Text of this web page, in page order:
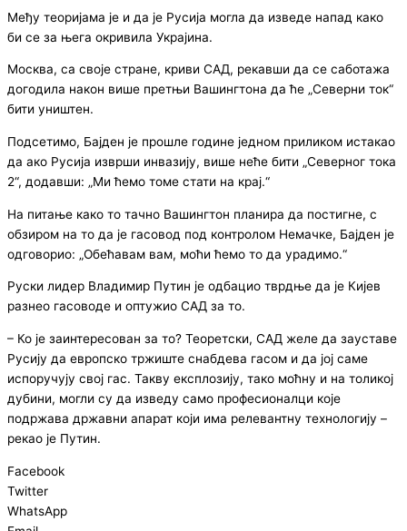
Међу теоријама је и да је Русија могла да изведе напад како
би се за њега окривила Украјина.
Москва, са своје стране, криви САД, рекавши да се саботажа
догодила након више претњи Вашингтона да ће „Северни ток“
бити уништен.
Подсетимо, Бајден је прошле године једном приликом истакао
да ако Русија изврши инвазију, више неће бити „Северног тока
2“, додавши: „Ми ћемо томе стати на крај.“
На питање како то тачно Вашингтон планира да постигне, с
обзиром на то да је гасовод под контролом Немачке, Бајден је
одговорио: „Обећавам вам, моћи ћемо то да урадимо.“
Руски лидер Владимир Путин је одбацио тврдње да је Кијев
разнео гасоводе и оптужио САД за то.
– Ко је заинтересован за то? Теоретски, САД желе да зауставе
Русију да европско тржиште снабдева гасом и да јој саме
испоручују свој гас. Такву експлозију, тако моћну и на толикој
дубини, могли су да изведу само професионалци које
подржава државни апарат који има релевантну технологију –
рекао је Путин.
Facebook
Twitter
WhatsApp